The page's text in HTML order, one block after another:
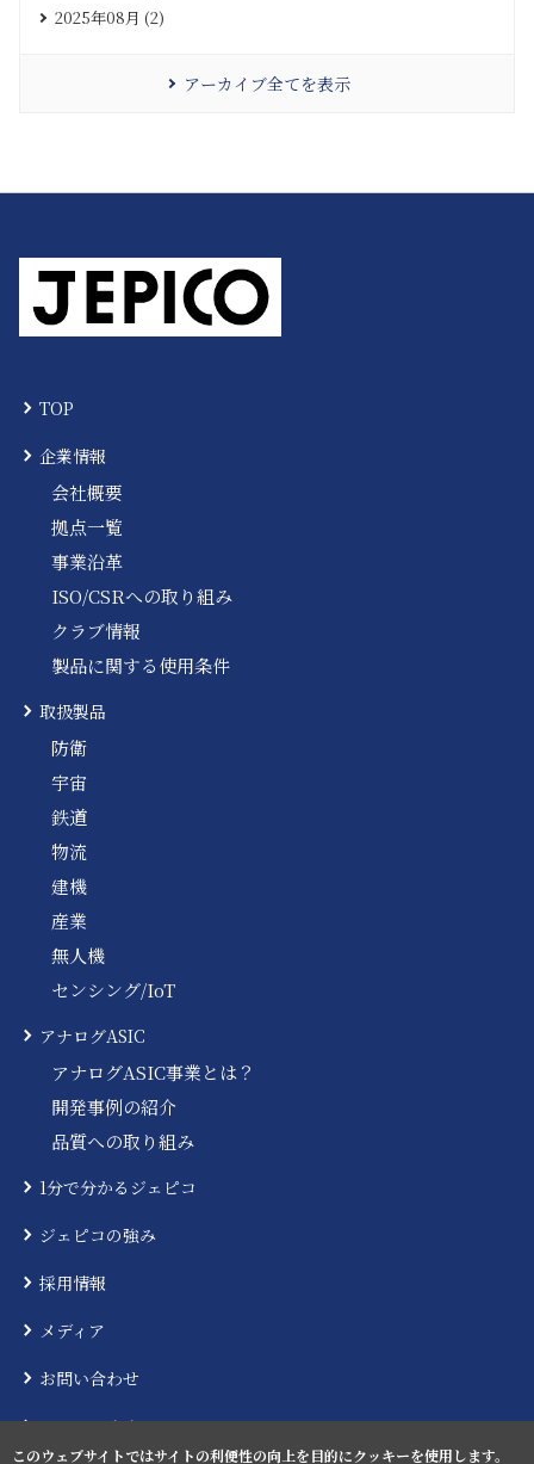
2025年08月 (2)
アーカイブ全てを表示
TOP
企業情報
会社概要
拠点一覧
事業沿革
ISO/CSRへの取り組み
クラブ情報
製品に関する使用条件
取扱製品
防衛
宇宙
鉄道
物流
建機
産業
無人機
センシング/IoT
アナログASIC
アナログASIC事業とは？
開発事例の紹介
品質への取り組み
1分で分かるジェピコ
ジェピコの強み
採用情報
メディア
お問い合わせ
ニュースリリース
このウェブサイトではサイトの利便性の向上を目的にクッキーを使用します。